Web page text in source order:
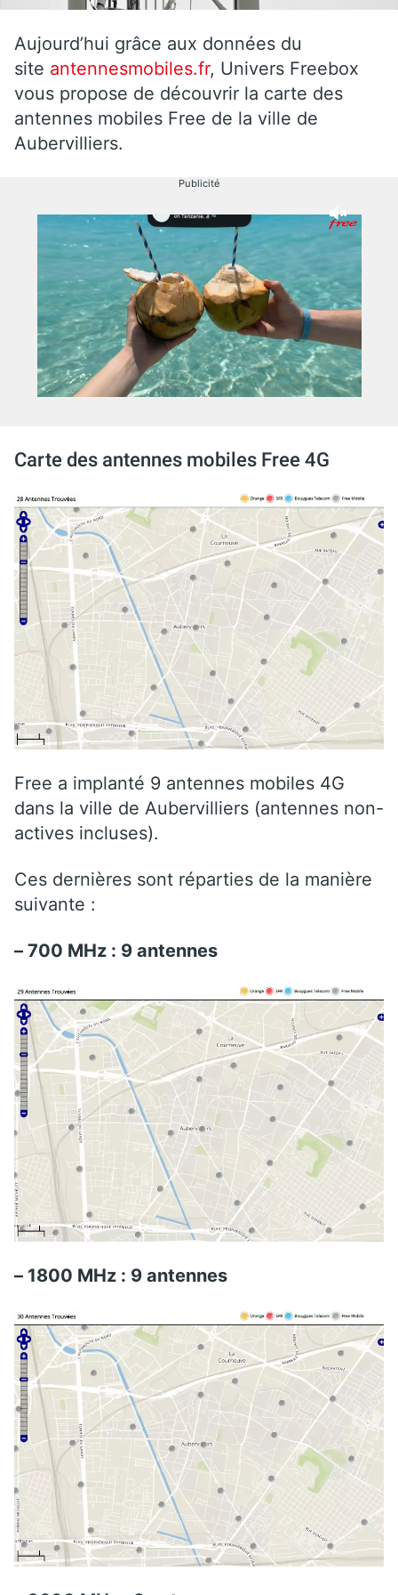
Aujourd’hui grâce aux données du
site antennesmobiles.fr, Univers Freebox
vous propose de découvrir la carte des
antennes mobiles Free de la ville de
Aubervilliers.
Publicité
Carte des antennes mobiles Free 4G
Free a implanté 9 antennes mobiles 4G
dans la ville de Aubervilliers (antennes non-
actives incluses).
Ces dernières sont réparties de la manière
suivante :
– 700 MHz : 9 antennes
– 1800 MHz : 9 antennes